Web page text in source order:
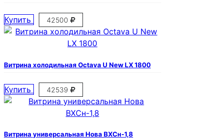
Купить 42500
Витрина холодильная Octava U New LX 1800
Купить 42539
Витрина универсальная Нова ВХСн-1,8